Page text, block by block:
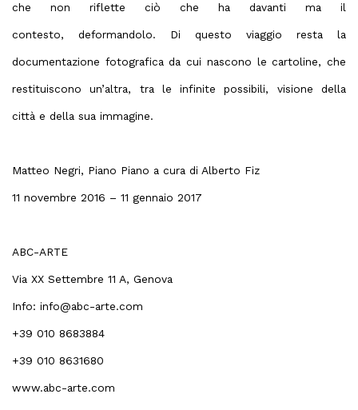
che non riflette ciò che ha davanti ma il
contesto, deformandolo. Di questo viaggio resta la
documentazione fotografica da cui nascono le cartoline, che
restituiscono un’altra, tra le infinite possibili, visione della
città e della sua immagine.
Matteo Negri, Piano Piano a cura di Alberto Fiz
11 novembre 2016 – 11 gennaio 2017
ABC-ARTE
Via XX Settembre 11 A, Genova
Info: info@abc-arte.com
+39 010 8683884
+39 010 8631680
www.abc-arte.com